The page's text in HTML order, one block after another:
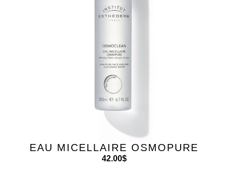
EAU MICELLAIRE OSMOPURE
42.00$